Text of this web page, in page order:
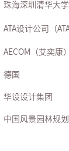
珠海深圳清华大
ATA设计公司（
AECOM（艾奕康）
德国
华设设计集团
中国风景园林规